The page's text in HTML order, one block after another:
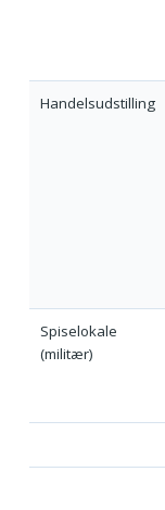
Handelsudstilling
Spiselokale
(militær)